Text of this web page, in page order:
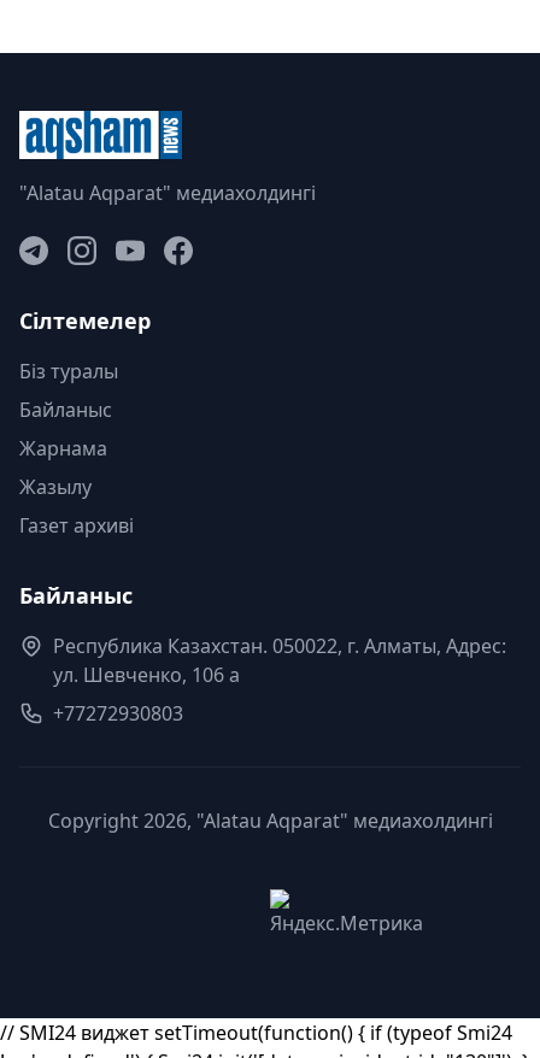
"Alatau Aqparat" медиахолдингі
Сілтемелер
Біз туралы
Байланыс
Жарнама
Жазылу
Газет архиві
Байланыс
Республика Казахстан. 050022, г. Алматы, Адрес:
ул. Шевченко, 106 а
+77272930803
Copyright 2026, "Alatau Aqparat" медиахолдингі
// SMI24 виджет setTimeout(function() { if (typeof Smi24